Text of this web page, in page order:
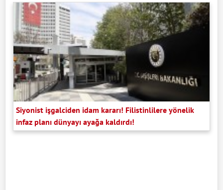
Siyonist işgalciden idam kararı! Filistinlilere yönelik
infaz planı dünyayı ayağa kaldırdı!